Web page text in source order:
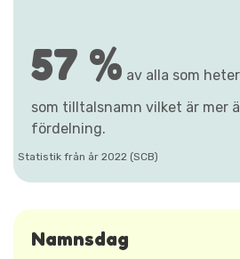
57 % av alla som
som tilltalsnamn vilket är mer
fördelning.
Statistik från år 2022 (SCB)
Namnsdag